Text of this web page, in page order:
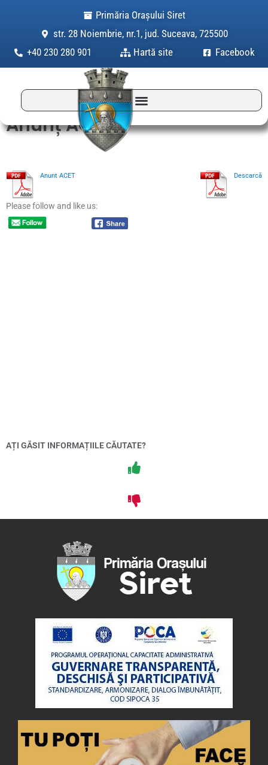
Primăria Orașului Siret
str. 28 Noiembrie, nr.1, jud. Suceava, 725500
+40 230 280 901
Hartă site Facebook
Anunț ACET
Anunt ACET Descarcă
Please follow and like us:
AȚI GĂSIT INFORMAȚIILE CĂUTATE?